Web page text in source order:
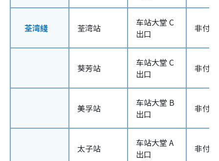
荃湾綫 荃湾站
车站大堂 C
出口
非付
葵芳站
车站大堂 C
出口
非付
美孚站
车站大堂 B
出口
非付
太子站
车站大堂 A
出口
非付